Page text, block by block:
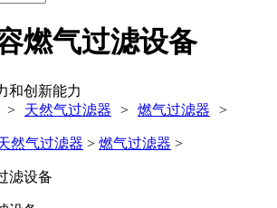
燃气过滤设备
和创新能力
> 天然气过滤器 > 燃气过滤器 >
然气过滤器 > 燃气过滤器 >